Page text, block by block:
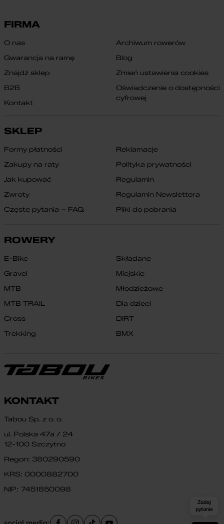
FIRMA
O nas
Gwarancja na ramę
Znajdź sklep
B2B
Kontakt
Archiwum rowerów
Blog
Zmień ustawienia cookies
Oświadczenie o dostępności
cyfrowej
SKLEP
Formy płatności
Zakupy na raty
Jak kupować
Zwroty
Częste pytania – FAQ
Reklamacje
Polityka prywatności
Regulamin
Regulamin Newslettera
Pliki do pobrania
ROWERY
E-Bike
Gravel
MTB
MTB TRAIL
Cross
Trekking
Składane
Miejskie
Młodzieżowe
Dla dzieci
DIRT
BMX
KONTAKT
Tabou Sp. z o. o.
ul. Polska 47a / 24
12-100 Szczytno
Regon: 380290590
KRS: 0000882700
NIP: 7451850098
Zadaj
pytanie